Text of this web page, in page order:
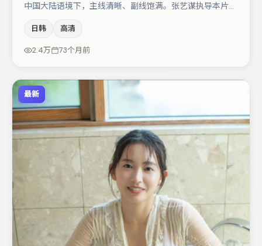
中国大陆语境下，主线清晰、副线饱满。张艺谋执导本片，
当。任素汐在片中承担叙事驱动，肖央、桂纶镁分别提供反
差与喜剧/悬疑调剂（视场次而定）。整体完成度较高，适
合周末一口气追完。
日韩 高清
2.4万 73个月前
最新